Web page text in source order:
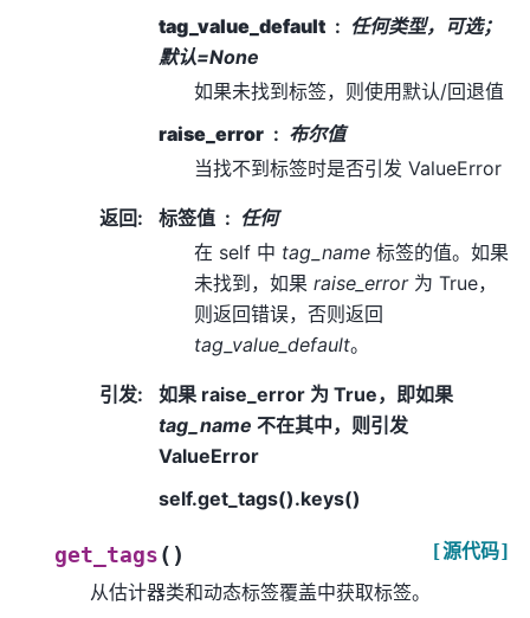
tag_value_default
任何类型，可选；
默认=None
如果未找到标签，则使用默认/回退值
raise_error
布尔值
当找不到标签时是否引发 ValueError
返回: 标签值
任何
在 self 中 tag_name 标签的值。如果
未找到，如果 raise_error为 True，
则返回错误，否则返回
tag_value_default。
引发:
如果 raise_error 为 True，即如果
tag_name 不在其中，则引发
ValueError
self.get_tags().keys()
get_tags ( ) [源代码]
从估计器类和动态标签覆盖中获取标签。